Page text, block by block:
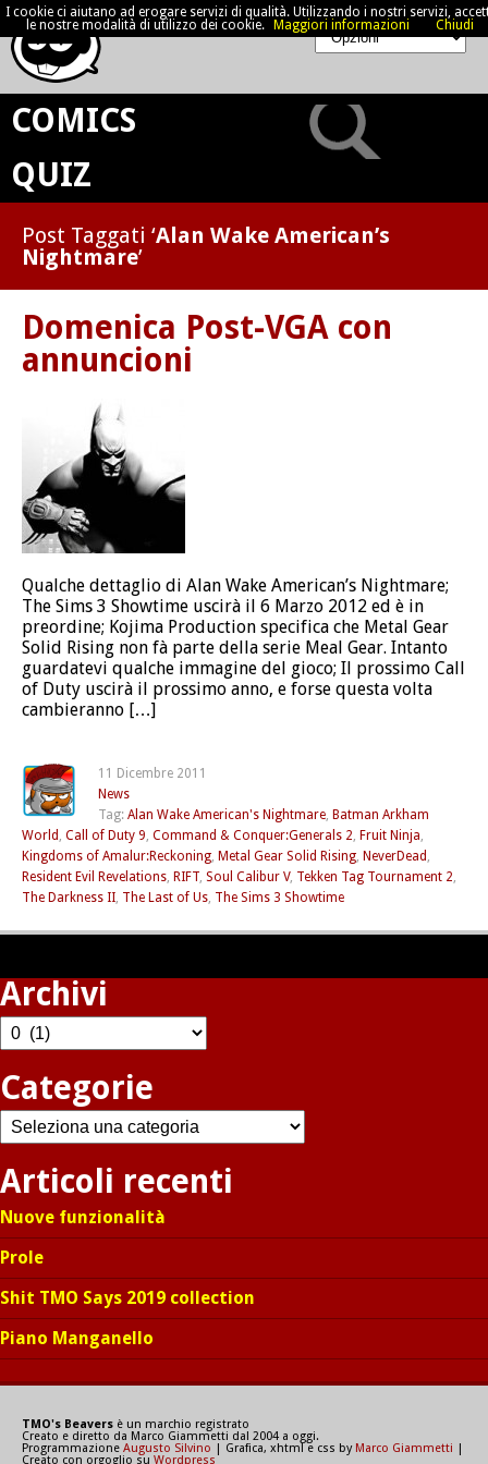
COMICS
QUIZ
Post Taggati ‘Alan Wake American’s
Nightmare’
Domenica Post-VGA con
annuncioni
Qualche dettaglio di Alan Wake American’s Nightmare;
The Sims 3 Showtime uscirà il 6 Marzo 2012 ed è in
preordine; Kojima Production specifica che Metal Gear
Solid Rising non fà parte della serie Meal Gear. Intanto
guardatevi qualche immagine del gioco; Il prossimo Call
of Duty uscirà il prossimo anno, e forse questa volta
cambieranno […]
11 Dicembre 2011
News
Tag: Alan Wake American's Nightmare, Batman Arkham
World , Call of Duty 9, Command & Conquer:Generals 2, Fruit Ninja,
Kingdoms of Amalur:Reckoning, Metal Gear Solid Rising, NeverDead ,
Resident Evil Revelations, RIFT, Soul Calibur V, Tekken Tag Tournament 2,
The Darkness II, The Last of Us, The Sims 3 Showtime
Archivi
Archivi
Categorie
Categorie
Articoli recenti
Nuove funzionalità
Prole
Shit TMO Says 2019 collection
Piano Manganello
TMO's Beavers è un marchio registrato
Creato e diretto da Marco Giammetti dal 2004 a oggi.
Programmazione Augusto Silvino | Grafica, xhtml e css byMarco Giammetti |
Creato con orgoglio su Wordpress
I cookie ci aiutano ad erogare servizi di qualità. Utilizzando i nostri servizi,
le nostre modalità di utilizzo dei cookie.
Maggiori informazioni Chiudi